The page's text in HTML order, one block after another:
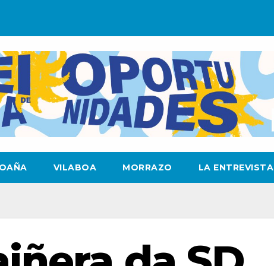
VILABOA MORRAZO LA ENTREVISTA